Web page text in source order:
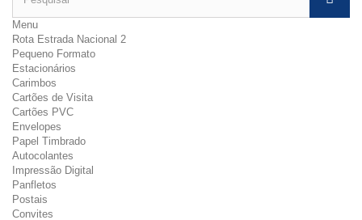
Menu
Rota Estrada Nacional 2
Pequeno Formato
Estacionários
Carimbos
Cartões de Visita
Cartões PVC
Envelopes
Papel Timbrado
Autocolantes
Impressão Digital
Panfletos
Postais
Convites